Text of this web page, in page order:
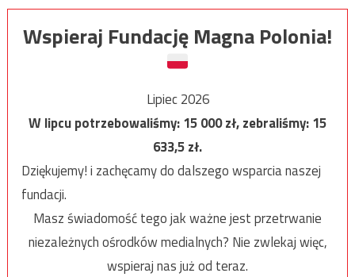
Wspieraj Fundację Magna Polonia!
Lipiec 2026
W lipcu potrzebowaliśmy:15 000zł, zebraliśmy:15
633,5zł.
Dziękujemy! i zachęcamy do dalszego wsparcia naszej
fundacji.
Masz świadomość tego jak ważne jest przetrwanie
niezależnych ośrodków medialnych? Nie zwlekaj więc,
wspieraj nas już od teraz.